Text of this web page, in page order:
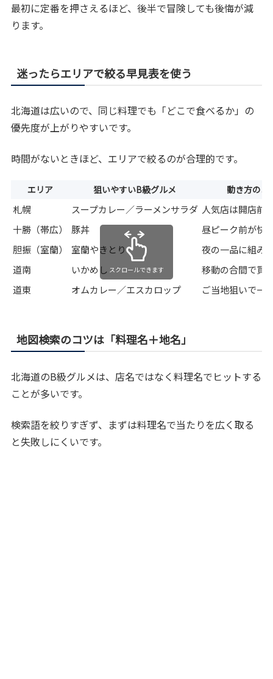
最初に定番を押さえるほど、後半で冒険しても後悔が減
ります。
迷ったらエリアで絞る早見表を使う
北海道は広いので、同じ料理でも「どこで食べるか」の
優先度が上がりやすいです。
時間がないときほど、エリアで絞るのが合理的です。
エリア 狙いやすいB級グルメ 動き方のコ
札幌 スープカレー／ラーメンサラダ 人気店は開店前
十勝（帯広）
豚丼
昼ピーク前が快
胆振（室蘭）
室蘭やきとり
夜の一品に組み
道南
いかめし
移動の合間で買
道東
オムカレー／エスカロップ ご当地狙いで一
スクロールできます
地図検索のコツは「料理名＋地名」
北海道のB級グルメは、店名ではなく料理名でヒットする
ことが多いです。
検索語を絞りすぎず、まずは料理名で当たりを広く取る
と失敗しにくいです。